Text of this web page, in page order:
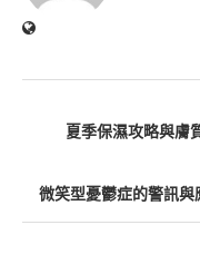
夏季保濕攻略與膚
微笑型憂鬱症的警訊與